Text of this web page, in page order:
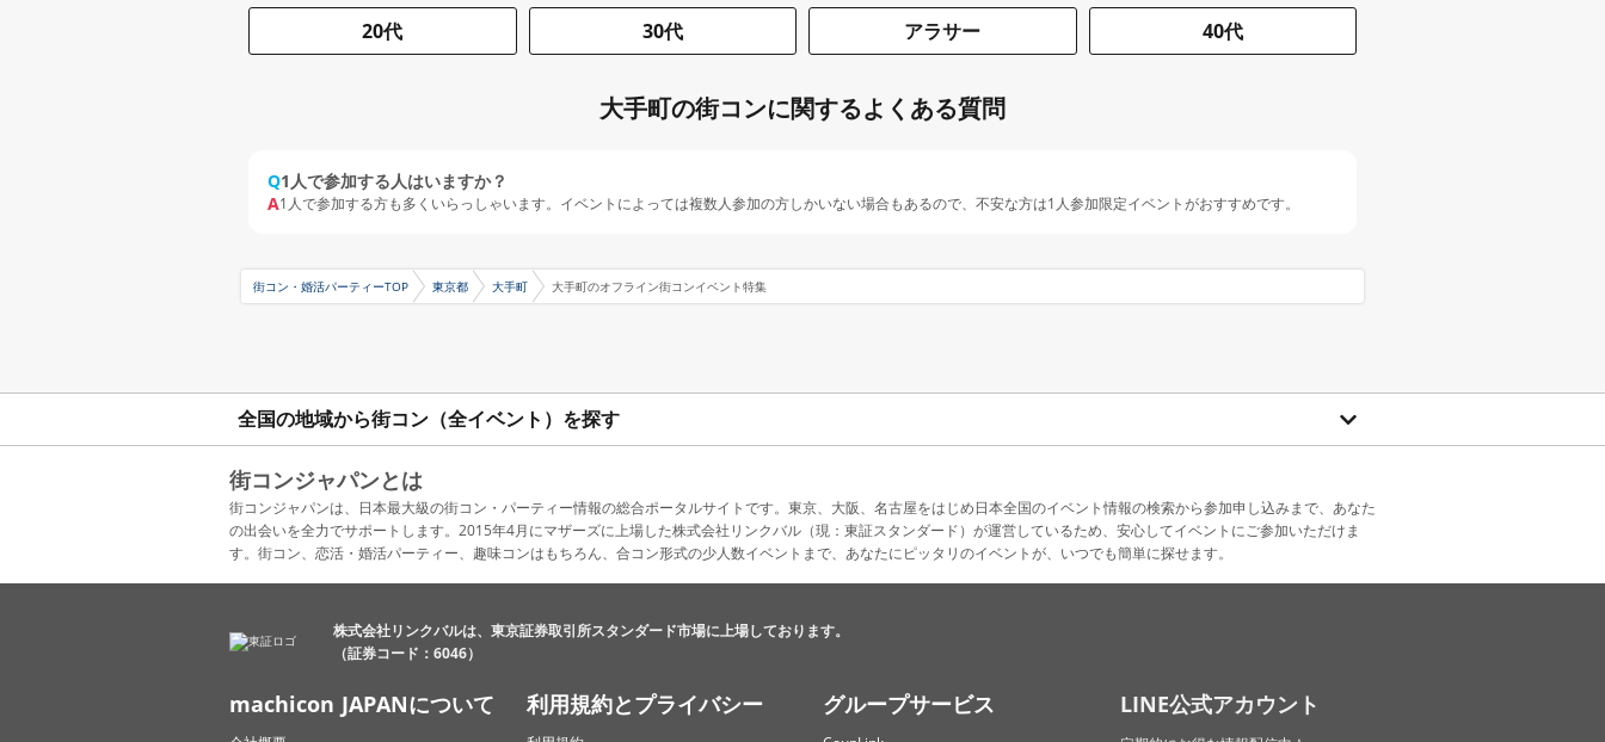
20代 30代 アラサー 40代
大手町の街コンに関するよくある質問
Q1人で参加する人はいますか？
A1人で参加する方も多くいらっしゃいます。イベントによっては複数人参加の方しかいない場合もあるので、不安な方は1人参加限定イベントがおすすめです。
街コン・婚活パーティーTOP 東京都 大手町 大手町のオフライン街コンイベント特集
全国の地域から街コン（全イベント）を探す
街コンジャパンとは
街コンジャパンは、日本最大級の街コン・パーティー情報の総合ポータルサイトです。東京、大阪、名古屋をはじめ日本全国のイベント情報の検索から参加申し込みまで、あなた
の出会いを全力でサポートします。2015年4月にマザーズに上場した株式会社リンクバル（現：東証スタンダード）が運営しているため、安心してイベントにご参加いただけま
す。街コン、恋活・婚活パーティー、趣味コンはもちろん、合コン形式の少人数イベントまで、あなたにピッタリのイベントが、いつでも簡単に探せます。
株式会社リンクバルは、東京証券取引所スタンダード市場に上場しております。
（証券コード：6046）
machicon JAPANについて 利用規約とプライバシー グループサービス LINE公式アカウント